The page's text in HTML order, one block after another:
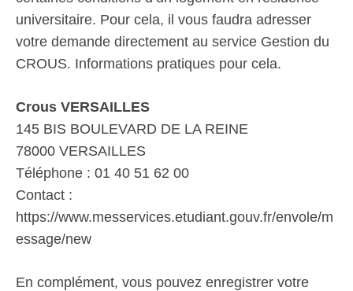
universitaire. Pour cela, il vous faudra adresser
votre demande directement au service Gestion du
CROUS. Informations pratiques pour cela.
Crous VERSAILLES
145 BIS BOULEVARD DE LA REINE
78000 VERSAILLES
Téléphone : 01 40 51 62 00
Contact :
https://www.messervices.etudiant.gouv.fr/envole/m
essage/new
En complément, vous pouvez enregistrer votre